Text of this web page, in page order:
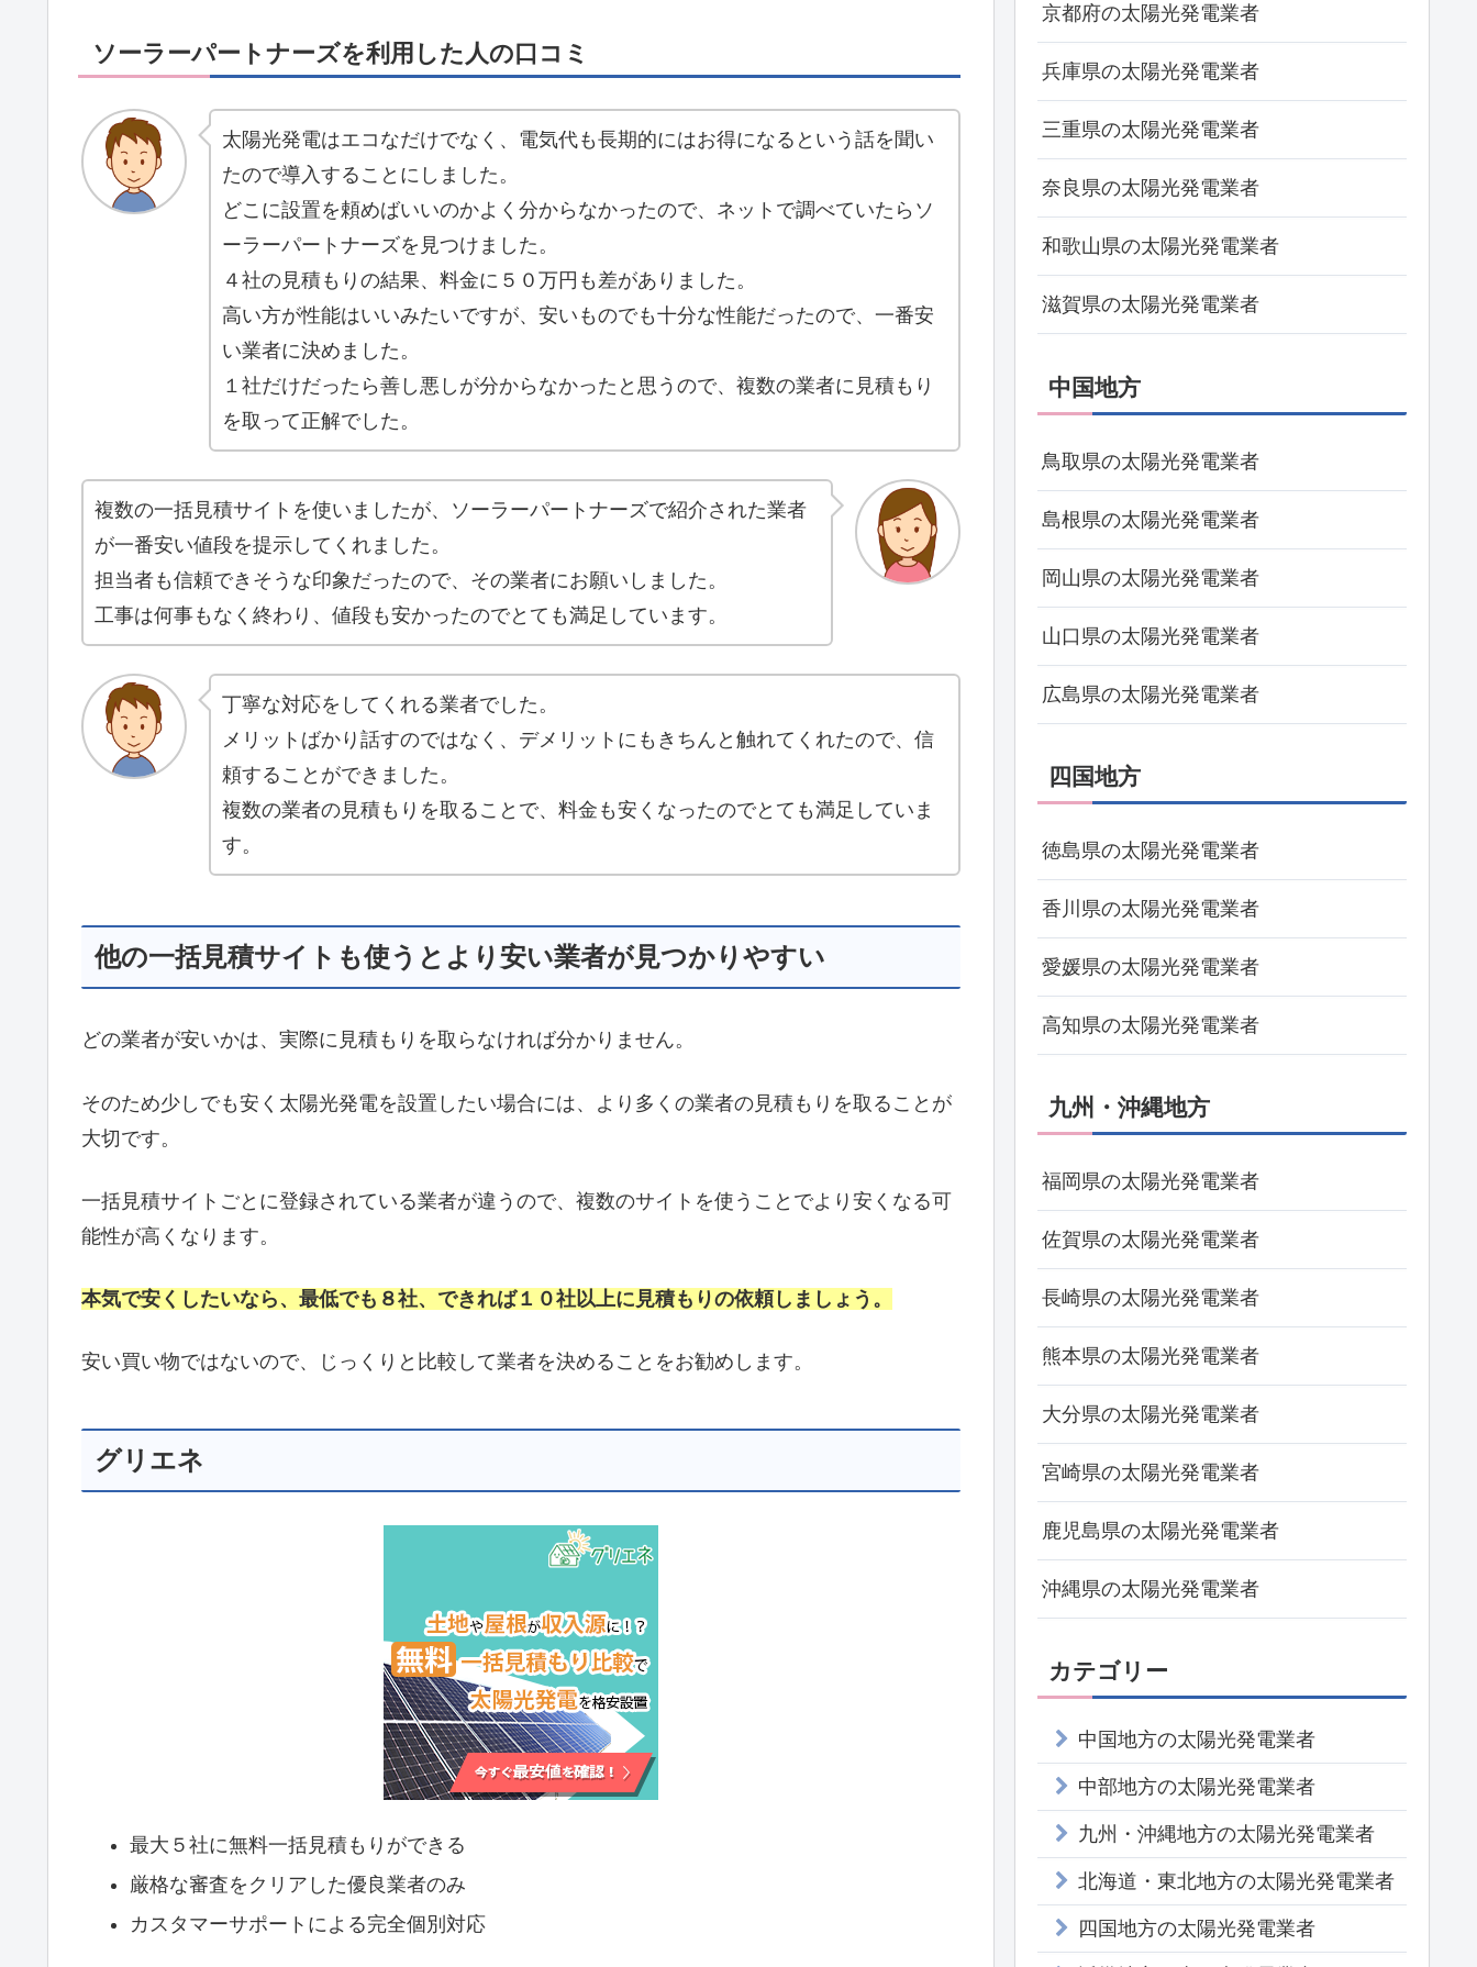
ソーラーパートナーズを利用した人の口コミ
太陽光発電はエコなだけでなく、電気代も長期的にはお得になるという話を聞い
たので導入することにしました。
どこに設置を頼めばいいのかよく分からなかったので、ネットで調べていたらソ
ーラーパートナーズを見つけました。
４社の見積もりの結果、料金に５０万円も差がありました。
高い方が性能はいいみたいですが、安いものでも十分な性能だったので、一番安
い業者に決めました。
１社だけだったら善し悪しが分からなかったと思うので、複数の業者に見積もり
を取って正解でした。
複数の一括見積サイトを使いましたが、ソーラーパートナーズで紹介された業者
が一番安い値段を提示してくれました。
担当者も信頼できそうな印象だったので、その業者にお願いしました。
工事は何事もなく終わり、値段も安かったのでとても満足しています。
丁寧な対応をしてくれる業者でした。
メリットばかり話すのではなく、デメリットにもきちんと触れてくれたので、信
頼することができました。
複数の業者の見積もりを取ることで、料金も安くなったのでとても満足していま
す。
他の一括見積サイトも使うとより安い業者が見つかりやすい
どの業者が安いかは、実際に見積もりを取らなければ分かりません。
そのため少しでも安く太陽光発電を設置したい場合には、より多くの業者の見積もりを取ることが
大切です。
一括見積サイトごとに登録されている業者が違うので、複数のサイトを使うことでより安くなる可
能性が高くなります。
本気で安くしたいなら、最低でも８社、できれば１０社以上に見積もりの依頼しましょう。
安い買い物ではないので、じっくりと比較して業者を決めることをお勧めします。
グリエネ
最大５社に無料一括見積もりができる
厳格な審査をクリアした優良業者のみ
カスタマーサポートによる完全個別対応
京都府の太陽光発電業者
兵庫県の太陽光発電業者
三重県の太陽光発電業者
奈良県の太陽光発電業者
和歌山県の太陽光発電業者
滋賀県の太陽光発電業者
中国地方
鳥取県の太陽光発電業者
島根県の太陽光発電業者
岡山県の太陽光発電業者
山口県の太陽光発電業者
広島県の太陽光発電業者
四国地方
徳島県の太陽光発電業者
香川県の太陽光発電業者
愛媛県の太陽光発電業者
高知県の太陽光発電業者
九州・沖縄地方
福岡県の太陽光発電業者
佐賀県の太陽光発電業者
長崎県の太陽光発電業者
熊本県の太陽光発電業者
大分県の太陽光発電業者
宮崎県の太陽光発電業者
鹿児島県の太陽光発電業者
沖縄県の太陽光発電業者
カテゴリー
中国地方の太陽光発電業者
中部地方の太陽光発電業者
九州・沖縄地方の太陽光発電業者
北海道・東北地方の太陽光発電業者
四国地方の太陽光発電業者